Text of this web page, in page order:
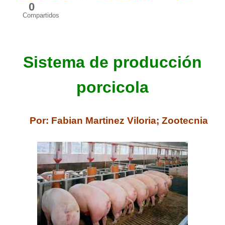
0
Compartidos
Sistema de producción
porcicola
Por: Fabian Martinez Viloria; Zootecnia